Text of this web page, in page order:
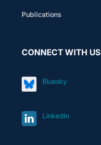
Publications
CONNECT WITH US
Bluesky
LinkedIn